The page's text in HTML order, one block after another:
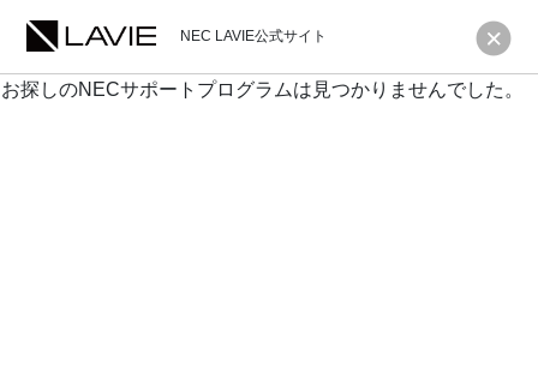
NEC LAVIE公式サイト
お探しのNECサポートプログラムは見つかりませんでした。